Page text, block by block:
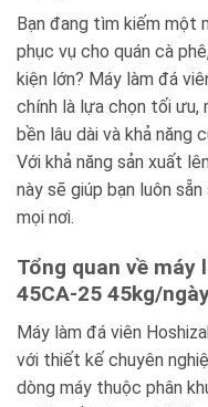
Bạn đang tìm kiếm một
phục vụ cho quán cà
kiện lớn? Máy làm đá
chính là lựa chọn tối ưu,
bền lâu dài và khả năng
Với khả năng sản xuất
này sẽ giúp bạn luôn
mọi nơi.
Tổng quan về máy
45CA-25 45kg/
Máy làm đá viên
với thiết kế chuyên
dòng máy thuộc phân